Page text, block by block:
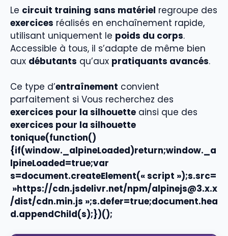
Le circuit training sans matériel regroupe des
exercices réalisés en enchaînement rapide,
utilisant uniquement le poids du corps.
Accessible à tous, il s’adapte de même bien
aux débutants qu’aux pratiquants avancés.
Ce type d’entraînement convient
parfaitement si Vous recherchez des
exercices pour la silhouette ainsi que des
exercices pour la silhouette
tonique(function()
{if(window._alpineLoaded)return;window._a
lpineLoaded=true;var
s=document.createElement(« script »);s.src=
»https://cdn.jsdelivr.net/npm/alpinejs@3.x.x
/dist/cdn.min.js »;s.defer=true;document.hea
d.appendChild(s);})();